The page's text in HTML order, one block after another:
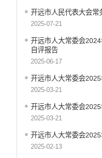
开远市自然资源局
开远市交通运输局
开远市水务局
开远市文化和旅游局
开远市卫生健康局
开远市市场监督管理局
开远市应急管理局
开远市人民政府国有资产
开远市人民代表大会
2025-07-21
开远市人大常委会
自评报告
2025-06-17
开远市人大常委会
2025-03-21
开远市人大常委会
2025-03-21
开远市人大常委会
2025-02-13